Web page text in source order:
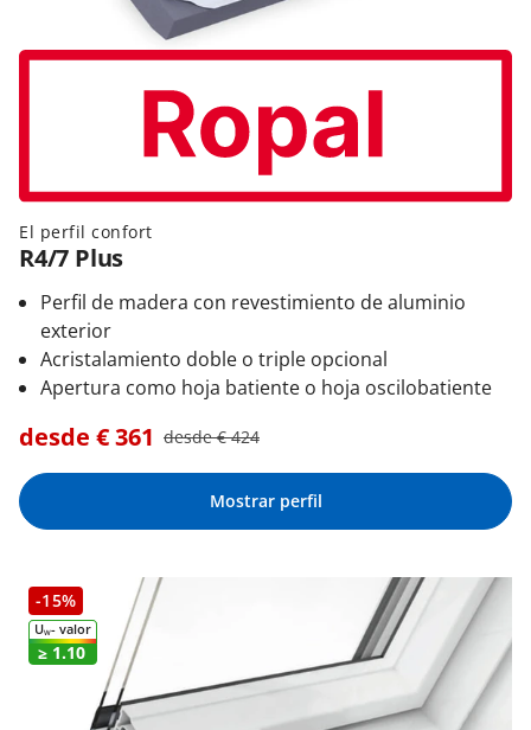
El perfil confort
R4/7 Plus
Perfil de madera con revestimiento de aluminio
exterior
Acristalamiento doble o triple opcional
Apertura como hoja batiente o hoja oscilobatiente
desde €361 desde €424
Mostrar perfil
-15%
UW- valor
≥ 1.10